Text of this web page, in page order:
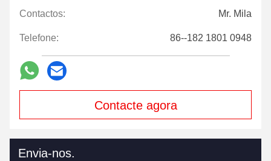
Contactos: Mr. Mila
Telefone: 86--182 1801 0948
Contacte agora
Envia-nos.